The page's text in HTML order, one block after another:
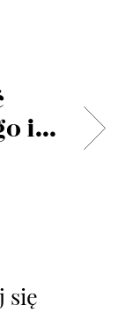
i...
się